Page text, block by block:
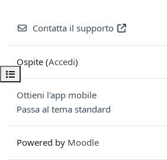
Apri indice del corso
Contatta il supporto
Ospite (Accedi)
Ottieni l'app mobile
Passa al tema standard
Powered by Moodle